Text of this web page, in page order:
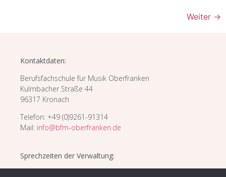
Weiter →
Kontaktdaten:
Berufsfachschule für Musik Oberfranken
Kulmbacher Straße 44
96317 Kronach
Telefon: +49 (0)9261-91314
Mail: info@bfm-oberfranken.de
Sprechzeiten der Verwaltung: